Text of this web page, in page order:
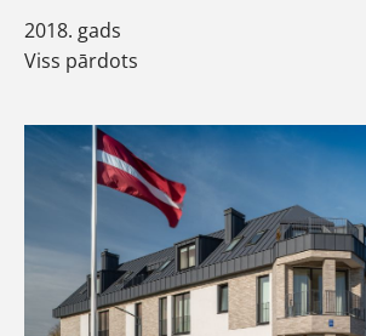
2018. gads
Viss pārdots